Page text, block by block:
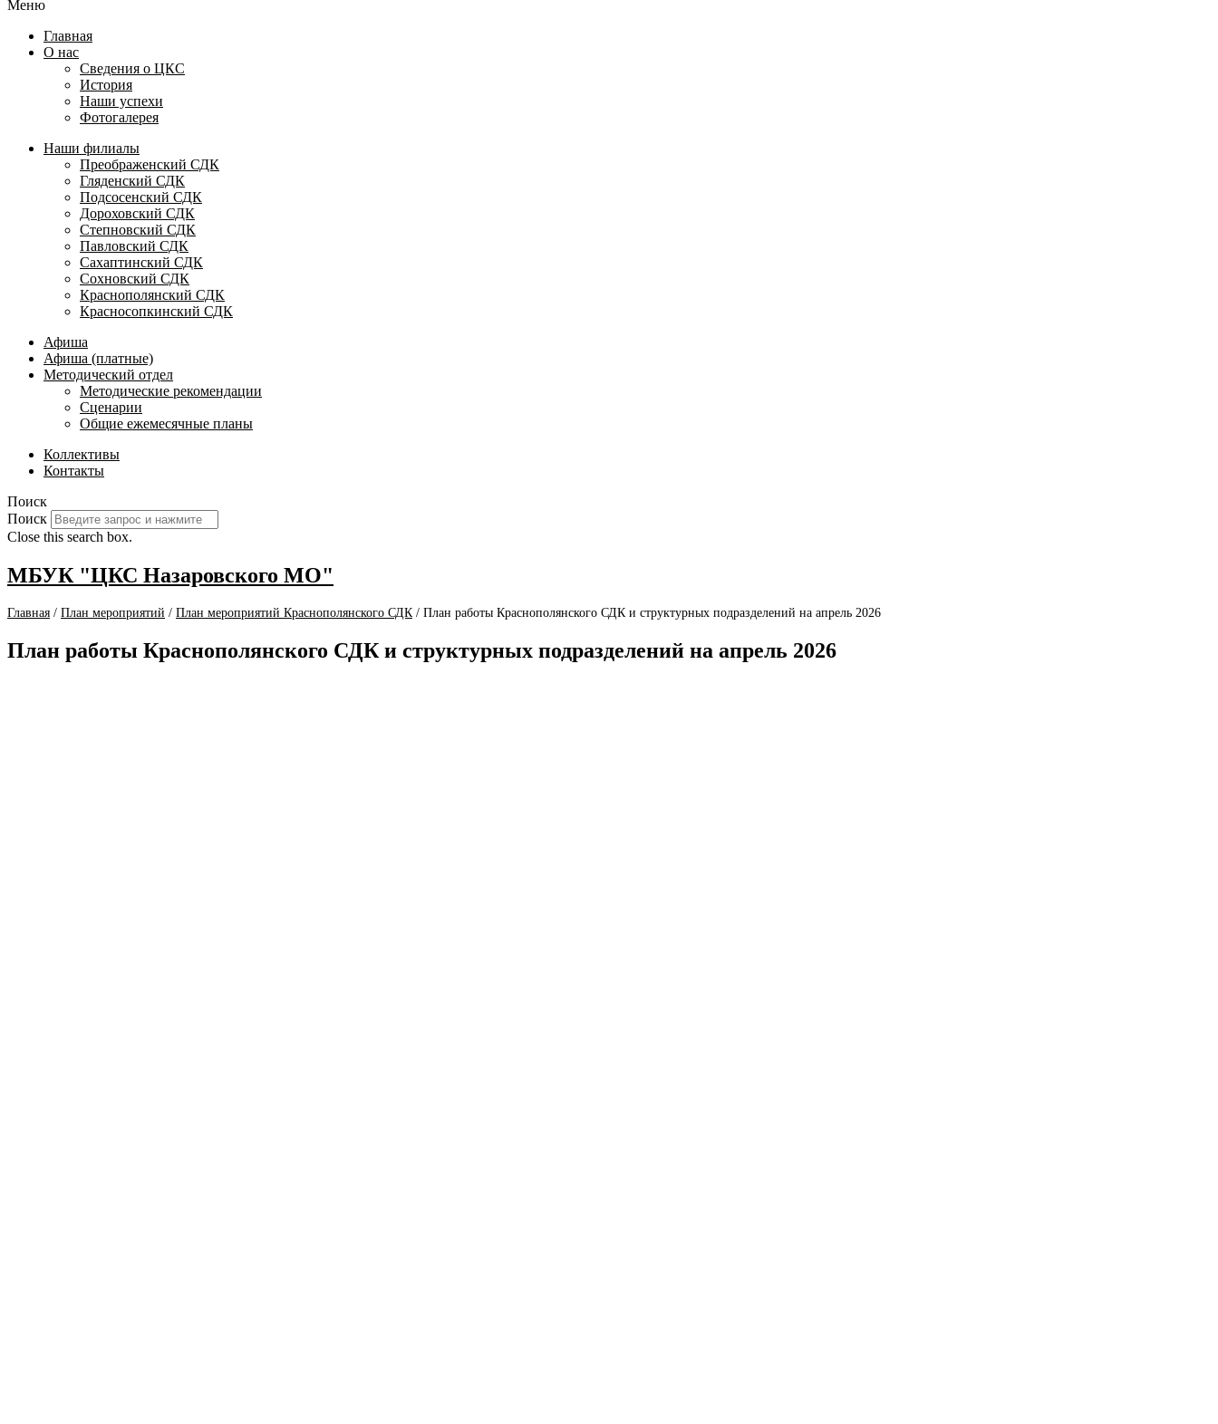
Меню
Главная
О нас
Сведения о ЦКС
История
Наши успехи
Фотогалерея
Наши филиалы
Преображенский СДК
Гляденский СДК
Подсосенский СДК
Дороховский СДК
Степновский СДК
Павловский СДК
Сахаптинский СДК
Сохновский СДК
Краснополянский СДК
Красносопкинский СДК
Афиша
Афиша (платные)
Методический отдел
Методические рекомендации
Сценарии
Общие ежемесячные планы
Коллективы
Контакты
Поиск
Поиск
Close this search box.
МБУК "ЦКС Назаровского МО"
Главная / План мероприятий / План мероприятий Краснополянского СДК / План работы Краснополянского СДК и структурных подразделений на апрель 2026
План работы Краснополянского СДК и структурных подразделений на апрель 2026